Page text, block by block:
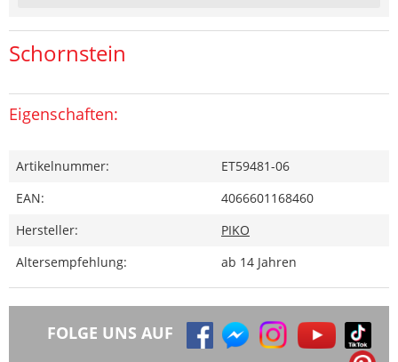
Schornstein
Eigenschaften:
Artikelnummer:
ET59481-06
EAN:
4066601168460
Hersteller:
PIKO
Altersempfehlung:
ab 14 Jahren
FOLGE UNS AUF